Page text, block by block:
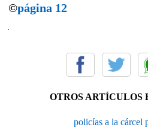
©página 12
OTROS ARTÍCULOS
policías a la cárcel